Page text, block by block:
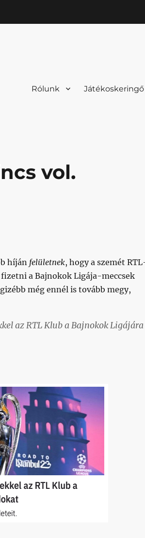
Rólunk Játékoskeringő
vol.
híján felületnek, hogy a szemét
a Bajnokok Ligája-meccsek
még ennél is tovább megy,
az RTL Klub a Bajnokok Ligájára